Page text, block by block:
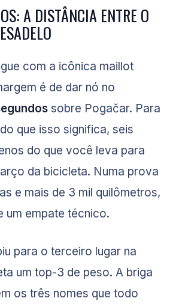
A DISTÂNCIA ENTRE O
com a icônica maillot
é de dar nó no
sobre Pogačar. Para
que isso significa, seis
do que você leva para
da bicicleta. Numa prova
e mais de 3 mil quilômetros,
um empate técnico.
para o terceiro lugar na
um top-3 de peso. A briga
os três nomes que todo